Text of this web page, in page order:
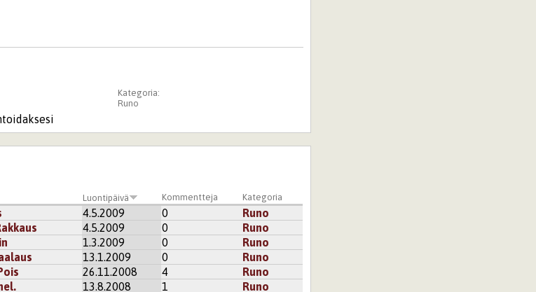
Kategoria:
Runo
Luontipäivä Kommentteja Kategoria
4.5.2009 0
Runo
4.5.2009 0
Runo
1.3.2009 0
Runo
13.1.2009 0
Runo
26.11.2008 4
Runo
13.8.2008 1 Runo